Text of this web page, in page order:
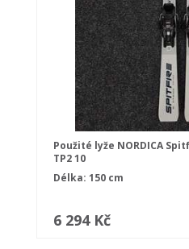
Použité lyže NORDICA
TP2 10
Délka: 150 cm
6 294 Kč